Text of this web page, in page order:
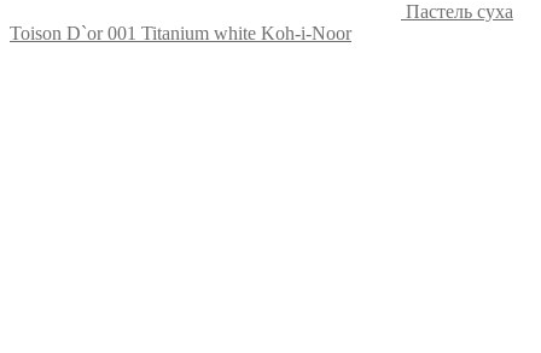
Пастель суха
Toison D`or 001 Titanium white Koh-i-Noor